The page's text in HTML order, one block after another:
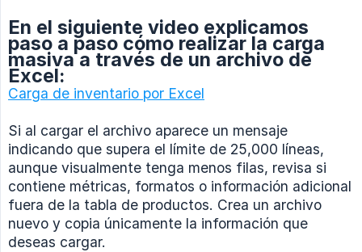
En el siguiente video explicamos
paso a paso cómo realizar la carga
masiva a través de un archivo de
Excel:
Carga de inventario por Excel
Si al cargar el archivo aparece un mensaje
indicando que supera el límite de 25,000 líneas,
aunque visualmente tenga menos filas, revisa si
contiene métricas, formatos o información adicional
fuera de la tabla de productos. Crea un archivo
nuevo y copia únicamente la información que
deseas cargar.